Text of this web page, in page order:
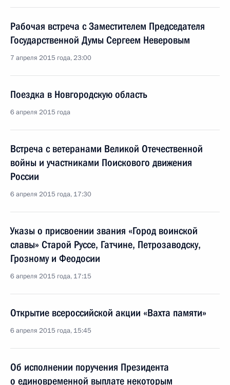
Рабочая встреча с Заместителем Председателя
Государственной Думы Сергеем Неверовым
7 апреля 2015 года, 23:00
Поездка в Новгородскую область
6 апреля 2015 года
Встреча с ветеранами Великой Отечественной
войны и участниками Поискового движения
России
6 апреля 2015 года, 17:30
Указы о присвоении звания «Город воинской
славы» Старой Руссе, Гатчине, Петрозаводску,
Грозному и Феодосии
6 апреля 2015 года, 17:15
Открытие всероссийской акции «Вахта памяти»
6 апреля 2015 года, 15:45
Об исполнении поручения Президента
о единовременной выплате некоторым